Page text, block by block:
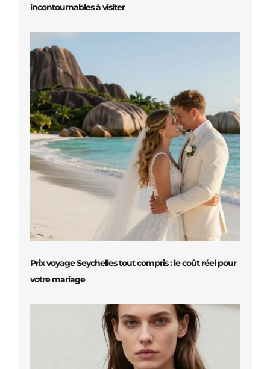
incontournables à visiter
Prix voyage Seychelles tout compris : le coût réel pour
votre mariage